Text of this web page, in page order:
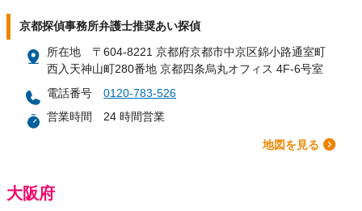
京都探偵事務所弁護士推奨あい探偵
所在地
〒604-8221 京都府京都市中京区錦小路通室町
西入天神山町280番地 京都四条烏丸オフィス 4F-6号室
電話番号
0120-783-526
営業時間
24 時間営業
地図を見る
大阪府